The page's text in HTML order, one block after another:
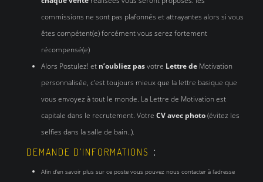
commissions ne sont pas plafonnés et attrayantes alors si vous
êtes compétent(e) forcément vous serez fortement
récompensé(e)
Alors Postulez! et n’oubliez pasvotre Lettre de Motivation
personnalisée, c’est toujours mieux que la lettre basique que
vous envoyez à tout le monde. La Lettre de Motivation est
capitale dans le recrutement. Votre CV avec photo(évitez les
selfies dans la salle de bain..).
DEMANDE D’INFORMATIONS :
Afin d’en savoir plus sur ce poste vous pouvez nous contacter à l’adresse